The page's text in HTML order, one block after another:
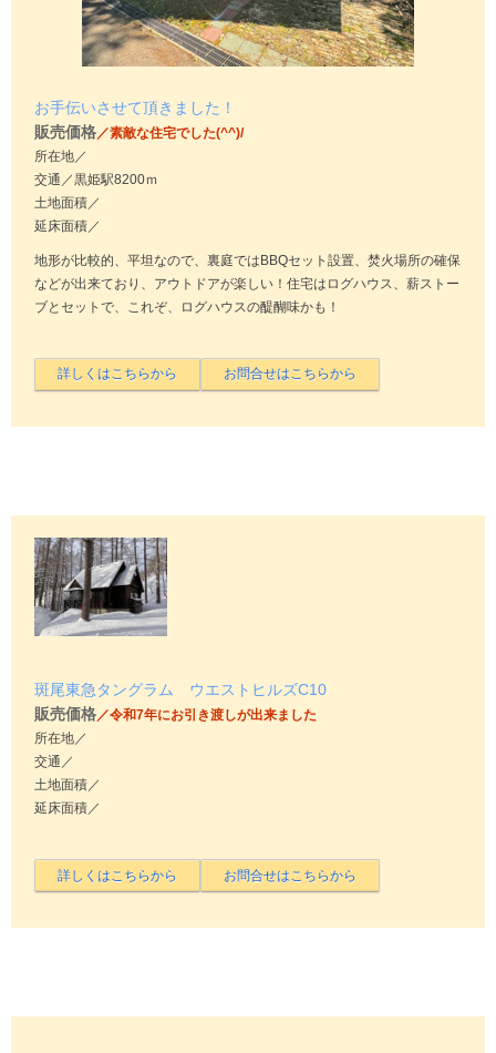
お手伝いさせて頂きました！
販売価格 ／素敵な住宅でした(^^)/
所在地／
交通／黒姫駅8200ｍ
土地面積／
延床面積／
地形が比較的、平坦なので、裏庭ではBBQセット設置、焚火場所の確保
などが出来ており、アウトドアが楽しい！住宅はログハウス、薪ストー
ブとセットで、これぞ、ログハウスの醍醐味かも！
斑尾東急タングラム ウエストヒルズC10
販売価格／令和7年にお引き渡しが出来ました
所在地／
交通／
土地面積／
延床面積／